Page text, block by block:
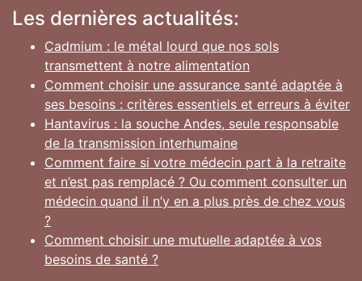
Les dernières actualités:
Cadmium : le métal lourd que nos sols
transmettent à notre alimentation
Comment choisir une assurance santé adaptée à
ses besoins : critères essentiels et erreurs à éviter
Hantavirus : la souche Andes, seule responsable
de la transmission interhumaine
Comment faire si votre médecin part à la retraite
et n’est pas remplacé ? Ou comment consulter un
médecin quand il n’y en a plus près de chez vous
?
Comment choisir une mutuelle adaptée à vos
besoins de santé ?